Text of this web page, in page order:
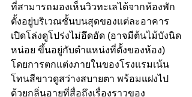
ที่สามารถมองเห็นวิวทะเลได้จากห้องพัก
ตั้งอยู่บริเวณชั้นบนสุดของแต่ละอาคาร
เปิดโล่งดูโปร่งไม่อึดอัด (อาจมีต้นไม้บังนิด
หน่อย ขึ้นอยู่กับตำแหน่งที่ตั้งของห้อง)
โดยการตกแต่งภายในของโรงแรมเน้น
โทนสีขาวดูสว่างสบายตา พร้อมแฝงไป
ด้วยกลิ่นอายที่สื่อถึงเรื่องราวของ